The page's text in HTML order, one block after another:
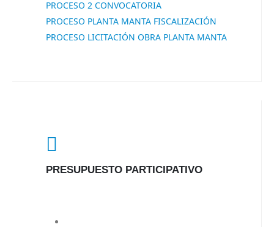
PROCESO 2 CONVOCATORIA
PROCESO PLANTA MANTA FISCALIZACIÓN
PROCESO LICITACIÓN OBRA PLANTA MANTA
PRESUPUESTO PARTICIPATIVO